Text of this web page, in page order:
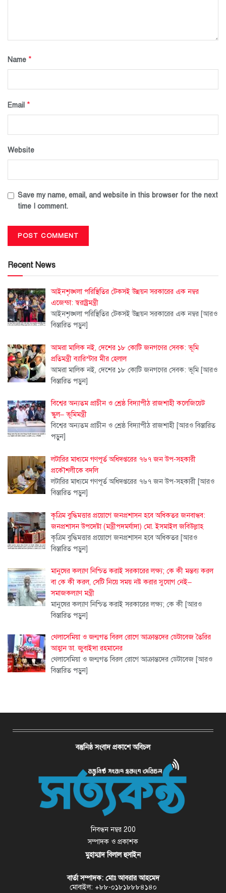
Name *
Email *
Website
Save my name, email, and website in this browser for the next
time I comment.
Recent News
আইনশৃঙ্খলা পরিস্থিতির টেকসই উন্নয়ন সরকারের এক নম্বর
এজেন্ডা: স্বরাষ্ট্রমন্ত্রী
আইনশৃঙ্খলা পরিস্থিতির টেকসই উন্নয়ন সরকারের এক নম্বর [আরও
বিস্তারিত পড়ুন]
আমরা মালিক নই, দেশের ১৮ কোটি জনগণের সেবক: ভূমি
প্রতিমন্ত্রী ব্যারিস্টার মীর হেলাল
আমরা মালিক নই, দেশের ১৮ কোটি জনগণের সেবক: ভূমি [আরও
বিস্তারিত পড়ুন]
বিশ্বের অন্যতম প্রাচীন ও শ্রেষ্ঠ বিদ্যাপীঠ রাজশাহী কলেজিয়েট
স্কুল– ভূমিমন্ত্রী
বিশ্বের অন্যতম প্রাচীন ও শ্রেষ্ঠ বিদ্যাপীঠ রাজশাহী [আরও বিস্তারিত
পড়ুন]
লটারির মাধ্যমে গণপূর্ত অধিদপ্তরের ৭৬৭ জন উপ-সহকারী
প্রকৌশলীকে বদলি
লটারির মাধ্যমে গণপূর্ত অধিদপ্তরের ৭৬৭ জন উপ-সহকারী [আরও
বিস্তারিত পড়ুন]
কৃত্রিম বুদ্ধিমত্তার প্রয়োগে জনপ্রশাসন হবে অধিকতর জনবান্ধব:
জনপ্রশাসন উপদেষ্টা (মন্ত্রীপদমর্যাদা) মো. ইসমাইল জবিউল্লাহ
কৃত্রিম বুদ্ধিমত্তার প্রয়োগে জনপ্রশাসন হবে অধিকতর [আরও
বিস্তারিত পড়ুন]
মানুষের কল্যাণ নিশ্চিত করাই সরকারের লক্ষ্য; কে কী মন্তব্য করল
বা কে কী করল, সেটি নিয়ে সময় নষ্ট করার সুযোগ নেই–
সমাজকল্যাণ মন্ত্রী
মানুষের কল্যাণ নিশ্চিত করাই সরকারের লক্ষ্য; কে কী [আরও
বিস্তারিত পড়ুন]
থেলাসেমিয়া ও জন্মগত বিরল রোগে আক্রান্তদের ডেটাবেজ তৈরির
আহ্বান ডা. জুবাইদা রহমানের
থেলাসেমিয়া ও জন্মগত বিরল রোগে আক্রান্তদের ডেটাবেজ [আরও
বিস্তারিত পড়ুন]
বস্তুনিষ্ঠ সংবাদ প্রকাশে অবিচল
নিবন্ধন নম্বর 200
সম্পাদক ও প্রকাশক
মুহাম্মাদ বিলাল হুসাইন
বার্তা সম্পাদক: মোঃ আবরার আহমেদ
মোবাইল: +৮৮-০১৮১৮৮৮৪১৪০